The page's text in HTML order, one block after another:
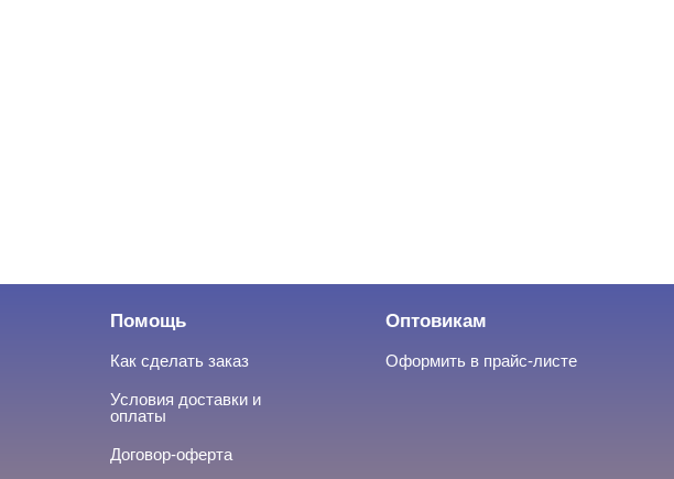
Помощь
Как сделать заказ
Условия доставки и
оплаты
Договор-оферта
Оптовикам
Оформить в прайс-листе